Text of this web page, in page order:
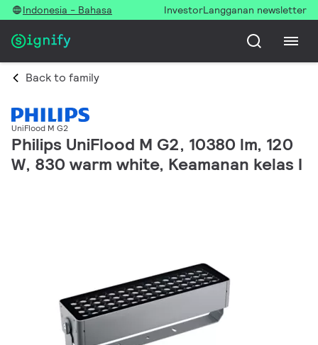
Indonesia - Bahasa InvestorLangganan newsletter
Back to family
UniFlood M G2
Philips UniFlood M G2, 10380 lm, 120
W, 830 warm white, Keamanan kelas I